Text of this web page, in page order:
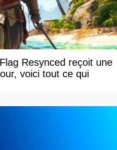
Resynced reçoit une
voici tout ce qui